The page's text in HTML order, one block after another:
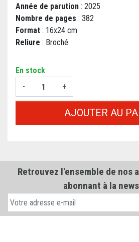
Année de parution : 2025
Nombre de pages : 382
Format : 16x24 cm
Reliure : Broché
En stock
-
+
AJOUTER AU
Retrouvez l'ensemble de nos
abonnant à la